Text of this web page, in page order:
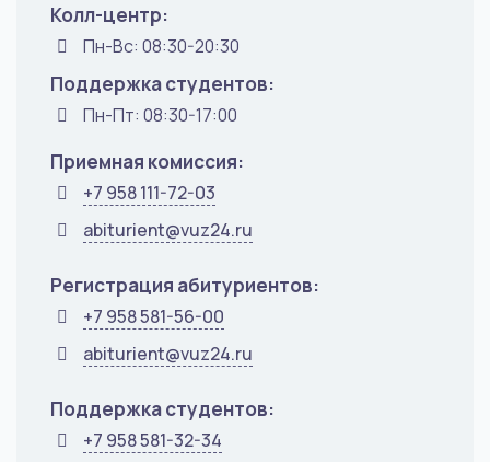
Колл-центр:
Пн-Вс: 08:30-20:30
Поддержка студентов:
Пн-Пт: 08:30-17:00
Приемная комиссия:
+7 958 111-72-03
abiturient@vuz24.ru
Регистрация абитуриентов:
+7 958 581-56-00
abiturient@vuz24.ru
Поддержка студентов:
+7 958 581-32-34